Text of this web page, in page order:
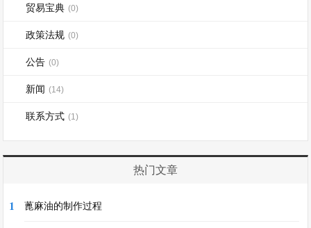
贸易宝典 (0)
政策法规 (0)
公告 (0)
新闻 (14)
联系方式 (1)
热门文章
1 蓖麻油的制作过程